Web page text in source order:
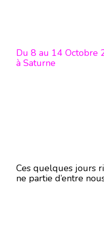
Du 8 au 14 Octobre
à Saturne
Ces quelques jours
ne partie d’entre